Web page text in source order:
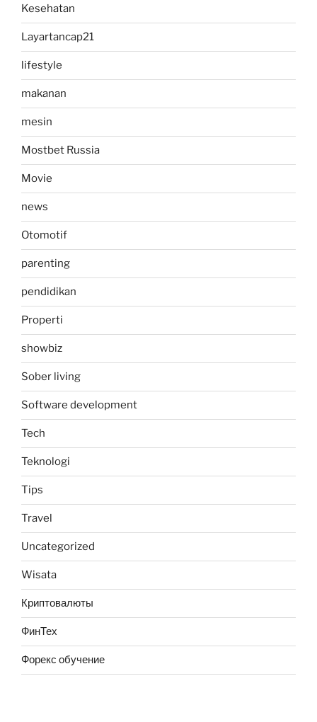
Kesehatan
Layartancap21
lifestyle
makanan
mesin
Mostbet Russia
Movie
news
Otomotif
parenting
pendidikan
Properti
showbiz
Sober living
Software development
Tech
Teknologi
Tips
Travel
Uncategorized
Wisata
Криптовалюты
ФинТех
Форекс обучение